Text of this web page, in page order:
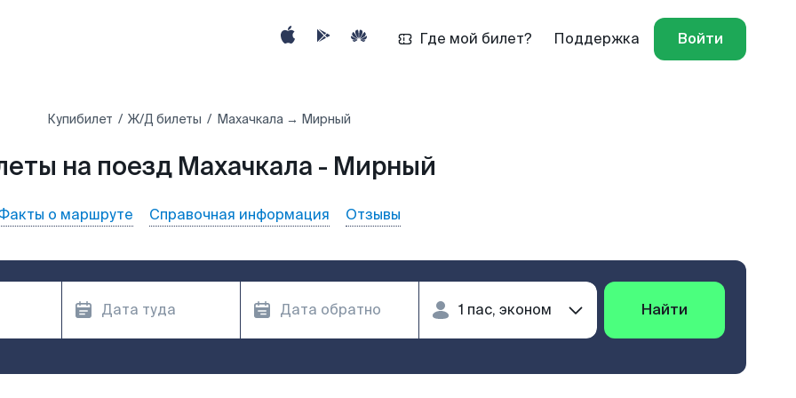
Где мой билет? Поддержка Войти
Купибилет Ж/Д билеты Махачкала → Мирный
на поезд Махачкала - Мирный
о маршруте Справочная информация Отзывы
Найти